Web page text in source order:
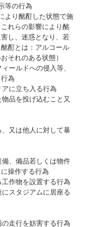
等の行為
より酩酊した状態で施
れらの影響により酩
し、迷惑となり、若
酊とは：アルコール
それのある状態）
ールドへの侵入等、
為
に立ち入る行為
品を投げ込むこと又
又は他人に対して暴
、備品若しくは物件
操作する行為
作物を設置する行為
スタジアムに居座る
走行を妨害する行為